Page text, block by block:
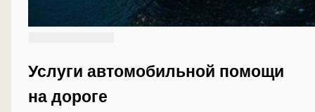
Услуги автомобильной помощи
на дороге